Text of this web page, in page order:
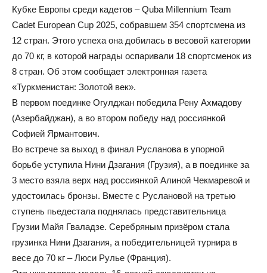
Кубке Европы среди кадетов – Quba Millennium Team
Cadet European Cup 2025, собравшем 354 спортсмена из
12 стран. Этого успеха она добилась в весовой категории
до 70 кг, в которой награды оспаривали 18 спортсменок из
8 стран. Об этом сообщает электронная газета
«Туркменистан: Золотой век».
В первом поединке Огулджан победила Рену Ахмадову
(Азербайджан), а во втором победу над россиянкой
Софией Ярмантович.
Во встрече за выход в финал Русланова в упорной
борьбе уступила Нини Дзагания (Грузия), а в поединке за
3 место взяла верх над россиянкой Алиной Чекмаревой и
удостоилась бронзы. Вместе с Руслановой на третью
ступень пьедестала поднялась представительница
Грузии Майя Гваладзе. Серебряным призёром стала
грузинка Нини Дзагания, а победительницей турнира в
весе до 70 кг – Люси Рулье (Франция).